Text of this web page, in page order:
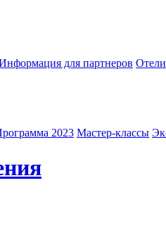
для партнеров
2023 Мастер-классы